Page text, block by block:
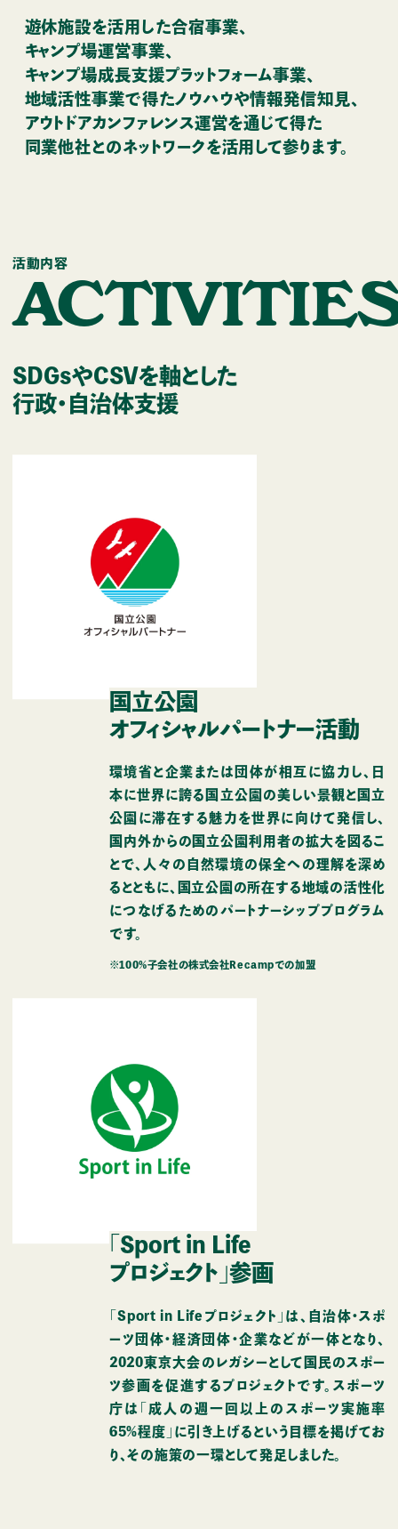
遊休施設を活用した合宿事業、
キャンプ場運営事業、
キャンプ場成長支援プラットフォーム事業、
地域活性事業で得たノウハウや情報発信知見、
アウトドアカンファレンス運営を通じて得た
同業他社とのネットワークを活用して参ります。
活動内容
ACTIVITIE
SDGsやCSVを軸とした
行政・自治体支援
国立公園
オフィシャルパートナー活動
環境省と企業または団体が相互に協力し、日
本に世界に誇る国立公園の美しい景観と国立
公園に滞在する魅力を世界に向けて発信し、
国内外からの国立公園利用者の拡大を図るこ
とで、人々の自然環境の保全への理解を深め
るとともに、国立公園の所在する地域の活性化
につなげるためのパートナーシッププログラム
です。
※100％子会社の株式会社Recampでの加盟
「Sport in Life
プロジェクト」参画
「Sport in Lifeプロジェクト」は、⾃治体・スポ
ーツ団体・経済団体・企業などが⼀体となり、
2020東京大会のレガシーとして国民のスポー
ツ参画を促進するプロジェクトです。スポーツ
庁は「成人の週⼀回以上のスポーツ実施率
65％程度」に引き上げるという目標を掲げてお
り、その施策の⼀環として発足しました。